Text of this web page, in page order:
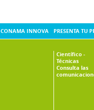
CONAMA INNOVA PRESENTA TU
Científico -
Técnicas
Consulta las